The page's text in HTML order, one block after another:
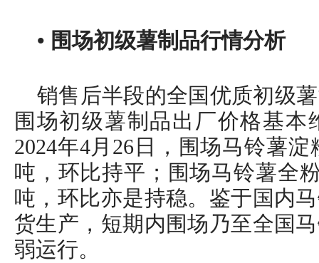
• 围场初级薯制品行情分析
销售后半段的全国优质初级
围场初级薯制品出厂价格基本
2024年4月26日，围场马铃薯
吨，环比持平；围场马铃薯全
吨，环比亦是持稳。鉴于国内
货生产，短期内围场乃至全国
弱运行。